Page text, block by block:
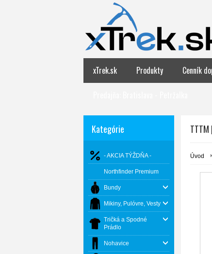
xTrek.sk Produkty Cenník
Kategórie
- AKCIA TÝŽDŇA -
Northfinder Premium
Bundy
Mikiny, Pulóvre, Vesty
Tričká a Spodné
Prádlo
Nohavice
TTTM
Úvod